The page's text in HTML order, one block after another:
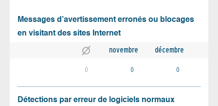
Messages d’avertissement erronés ou blocages
en visitant des sites Internet
novembre décembre
0 0 0
Détections par erreur de logiciels normaux